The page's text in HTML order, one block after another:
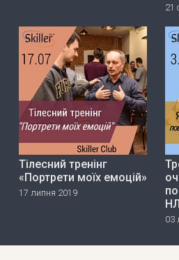
21
Тілесний тренінг
«Портрети моїх емоцій»
17 липня 2019
03